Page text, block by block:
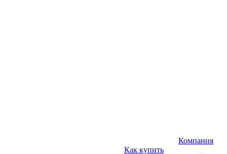
Как купить
Компания